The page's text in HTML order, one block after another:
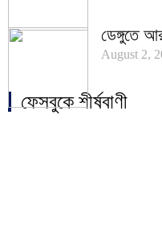
ডেঙ্গুতে
August 2,
ফেসবুকে শীর্ষবাণী